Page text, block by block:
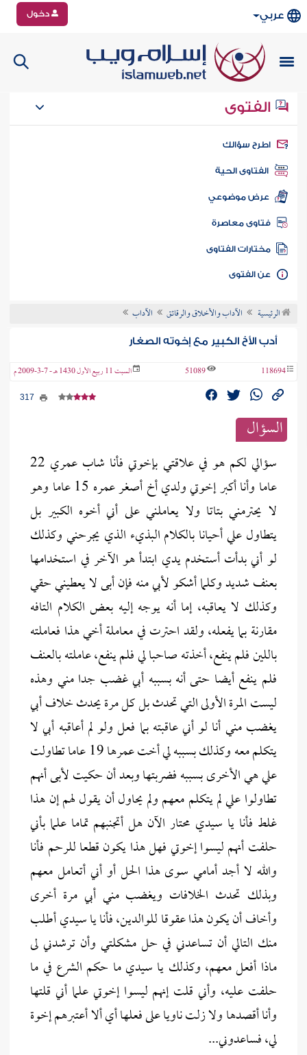
عربي دخول
الفتوى
سؤالك
الفتاوى الحية
عرض موضوعي
فتاوى معاصرة
مختارات الفتاوى
الفتوى
الرئيسية الآداب والأخلاق والرقائق الآداب
أدب الأخ الكبير مع إخوته الصغار
118694
51089 السبت 11 ربيع الأول 1430 هـ - 7-3-2009 م
السؤال
سؤالي لكم هو في علاقتي بإخوتي فأنا شاب عمري 22
عاما وأنا أكبر إخوتي ولدي أخ أصغر عمره 15 عاما وهو
لا يحترمني بتاتا ولا يعاملني على أني أخوه الكبير بل
يتطاول علي أحيانا بالكلام البذيء الذي يجرحني وكذلك
لو أني بدأت أستخدم يدي ابتدأ هو الآخر في استخدامها
بعنف شديد وكلما أشكو لأبي منه فإن أبى لا يعطيني حقي
وكذلك لا يعاقبه، إما أنه يوجه إليه بعض الكلام التافه
مقارنة بما يفعله، ولقد احترت في معاملة أخي هذا فعاملته
باللين فلم ينفع، أخذته صاحبا لي فلم ينفع، عاملته بالعنف
فلم ينفع أيضا حتى أنه بسببه أبي غضب جدا مني وهذه
ليست المرة الأولى التي تحدث بل كل مرة يحدث خلاف أبي
يغضب مني أنا لو أني عاقبته بما فعل ولو لم أعاقبه أبي لا
يتكلم معه وكذلك بسببه لي أخت عمرها 19 عاما تطاولت
علي هي الأخرى بسببه فضربتها وبعد أن حكيت لأبى أنهم
تطاولوا علي لم يتكلم معهم ولم يحاول أن يقول لهم إن هذا
غلط فأنا يا سيدي محتار الآن هل أتجنبهم تماما علما بأني
حلفت أنهم ليسوا إخوتي فهل هذا يكون قطعا للرحم فأنا
والله لا أجد أمامي سوى هذا الحل أو أني أتعامل معهم
وبذلك تحدث الخلافات ويغضب مني أبي مرة أخرى
وأخاف أن يكون هذا عقوقا للوالدين، فأنا يا سيدي أطلب
منك التالي أن تساعدني في حل مشكلتي وأن ترشدني لى
ماذا أفعل معهم، وكذلك يا سيدي ما حكم الشرع في ما
حلفت عليه، وأني قلت إنهم ليسوا إخوتي علما أني قلتها
وأنا أقصدها ولا زلت ناويا على فعلها أي ألا أعتبرهم إخوة
لي، فساعدوني...